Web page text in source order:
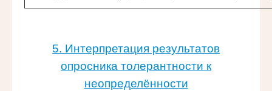
5. Интерпретация результатов
опросника толерантности к
неопределённости